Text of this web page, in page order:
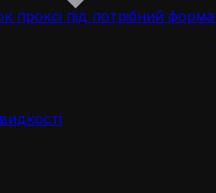
під потрібний